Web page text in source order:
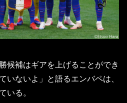
候補はギアを上げることができ
いないよ」と語るエンバペは、
いる。